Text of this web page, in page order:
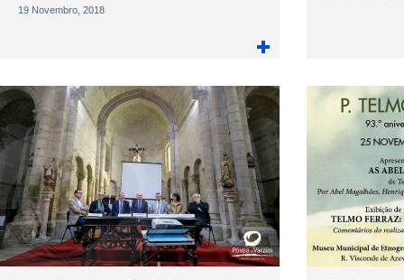
19 Novembro, 2018